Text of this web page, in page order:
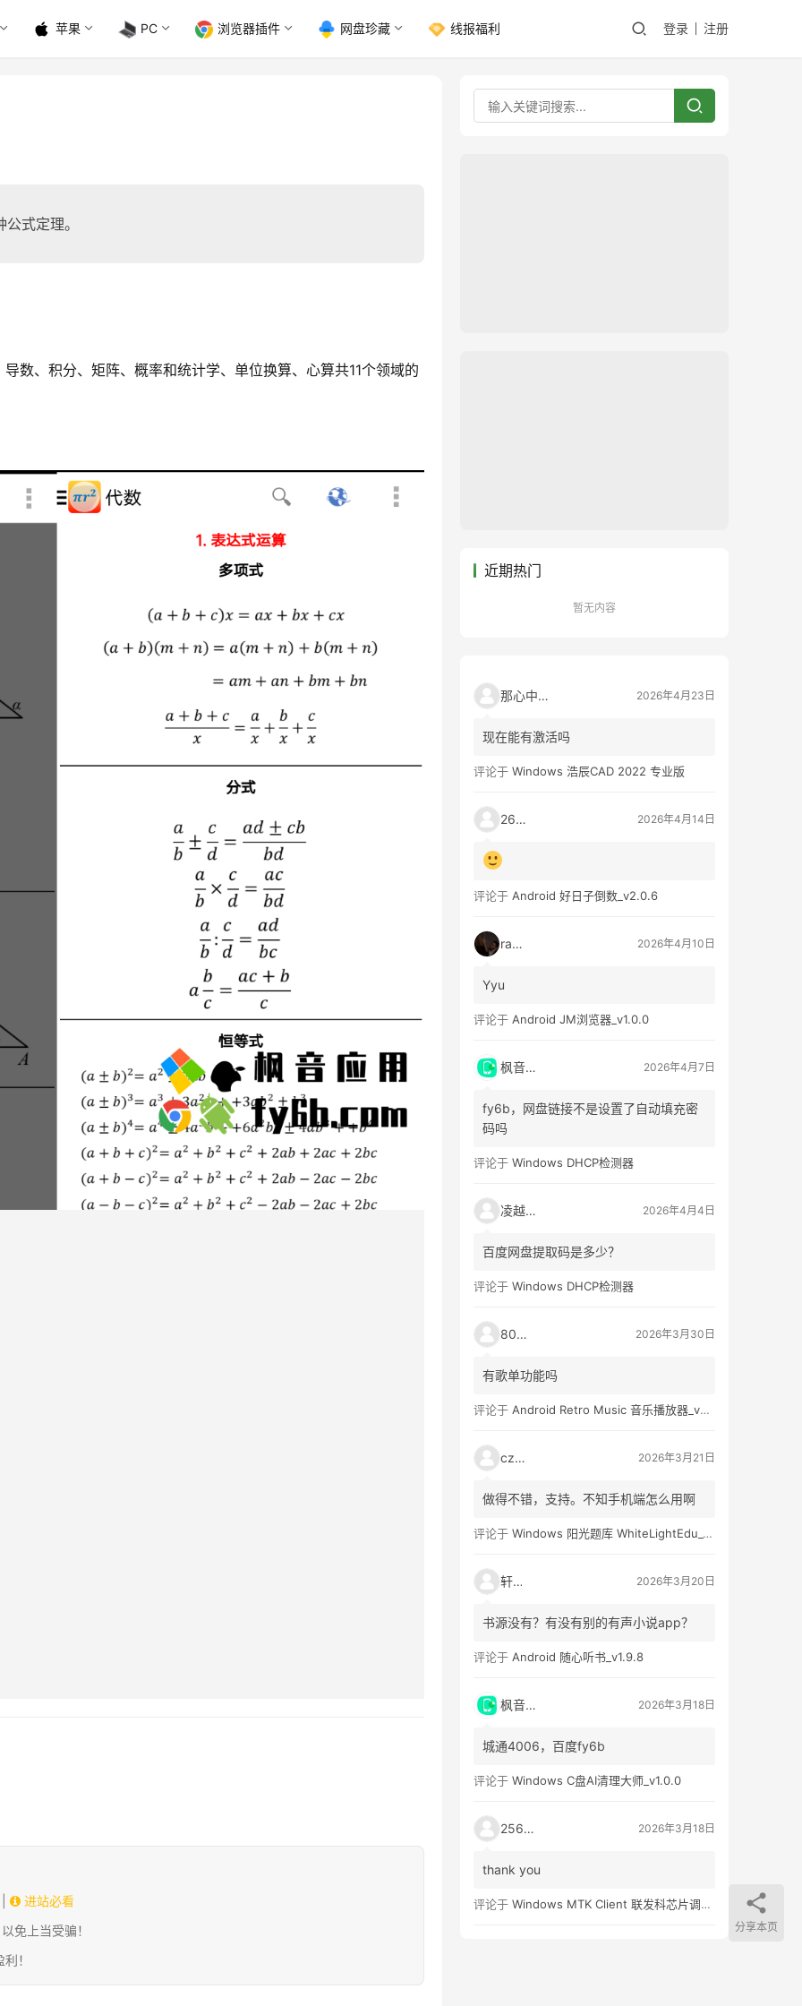
苹果 PC 浏览器插件 网盘珍藏 线报福利 登录 注册
式定理。
数、积分、矩阵、概率和统计学、单位换算、心算共11个领域的
进站必看
免上当受骗！
！
近期热门
暂无内容
那心中的话 2026年4月23日
现在能有激活吗
评论于 Windows 浩辰CAD 2022 专业版
2603 2026年4月14日
评论于 Android 好日子倒数_v2.0.6
raka 2026年4月10日
Yyu
评论于 Android JM浏览器_v1.0.0
枫音应用 2026年4月7日
fy6b，网盘链接不是设置了自动填充密
码吗
评论于 Windows DHCP检测器
凌越电子 2026年4月4日
百度网盘提取码是多少？
评论于 Windows DHCP检测器
80521 2026年3月30日
有歌单功能吗
评论于 Android Retro Music 音乐播放器_v6.6.0
czh7 2026年3月21日
做得不错，支持。不知手机端怎么用啊
评论于 Windows 阳光题库 WhiteLightEdu_v2.0.0
轩爸 2026年3月20日
书源没有？有没有别的有声小说app？
评论于 Android 随心听书_v1.9.8
枫音应用 2026年3月18日
城通4006，百度fy6b
评论于 Windows C盘AI清理大师_v1.0.0
25651 2026年3月18日
thank you
评论于 Windows MTK Client 联发科芯片调试工具_v2.01 汉化版
分享本页